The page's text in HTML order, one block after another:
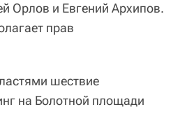
Орлов и Евгений Архипов.
прав
шествие
на Болотной площади